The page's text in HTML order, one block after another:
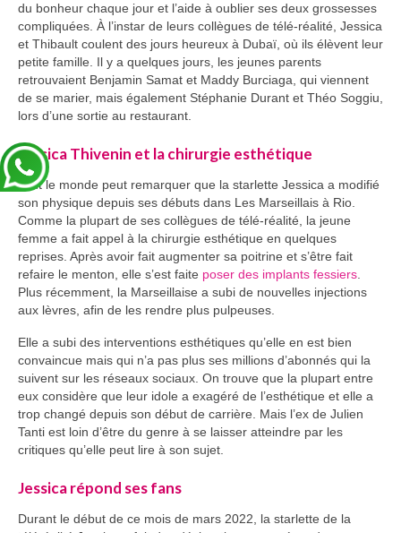
du bonheur chaque jour et l’aide à oublier ses deux grossesses
compliquées. À l’instar de leurs collègues de télé-réalité, Jessica
et Thibault coulent des jours heureux à Dubaï, où ils élèvent leur
petite famille. Il y a quelques jours, les jeunes parents
retrouvaient Benjamin Samat et Maddy Burciaga, qui viennent
de se marier, mais également Stéphanie Durant et Théo Soggiu,
lors d’une sortie au restaurant.
Jessica Thivenin et la chirurgie esthétique
Tout le monde peut remarquer que la starlette Jessica a modifié
son physique depuis ses débuts dans Les Marseillais à Rio.
Comme la plupart de ses collègues de télé-réalité, la jeune
femme a fait appel à la chirurgie esthétique en quelques
reprises. Après avoir fait augmenter sa poitrine et s’être fait
refaire le menton, elle s’est faite poser des implants fessiers.
Plus récemment, la Marseillaise a subi de nouvelles injections
aux lèvres, afin de les rendre plus pulpeuses.
Elle a subi des interventions esthétiques qu’elle en est bien
convaincue mais qui n’a pas plus ses millions d’abonnés qui la
suivent sur les réseaux sociaux. On trouve que la plupart entre
eux considère que leur idole a exagéré de l’esthétique et elle a
trop changé depuis son début de carrière. Mais l’ex de Julien
Tanti est loin d’être du genre à se laisser atteindre par les
critiques qu’elle peut lire à son sujet.
Jessica répond ses fans
Durant le début de ce mois de mars 2022, la starlette de la